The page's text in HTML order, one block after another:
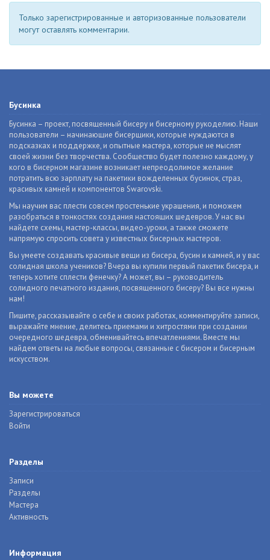
Только зарегистрированные и авторизованные пользователи
могут оставлять комментарии.
Бусинка
Бусинка – проект, посвященный бисеру и бисерному рукоделию. Наши
пользователи – начинающие бисерщики, которые нуждаются в
подсказках и поддержке, и опытные мастера, которые не мыслят
своей жизни без творчества. Сообщество будет полезно каждому, у
кого в бисерном магазине возникает непреодолимое желание
потратить всю зарплату на пакетики вожделенных бусинок, страз,
красивых камней и компонентов Swarovski.
Мы научим вас плести совсем простенькие украшения, и поможем
разобраться в тонкостях создания настоящих шедевров. У нас вы
найдете схемы, мастер-классы, видео-уроки, а также сможете
напрямую спросить совета у известных бисерных мастеров.
Вы умеете создавать красивые вещи из бисера, бусин и камней, и у вас
солидная школа учеников? Вчера вы купили первый пакетик бисера, и
теперь хотите сплести фенечку? А может, вы – руководитель
солидного печатного издания, посвященного бисеру? Вы все нужны
нам!
Пишите, рассказывайте о себе и своих работах, комментируйте записи,
выражайте мнение, делитесь приемами и хитростями при создании
очередного шедевра, обменивайтесь впечатлениями. Вместе мы
найдем ответы на любые вопросы, связанные с бисером и бисерным
искусством.
Вы можете
Зарегистрироваться
Войти
Разделы
Записи
Разделы
Мастера
Активность
Информация